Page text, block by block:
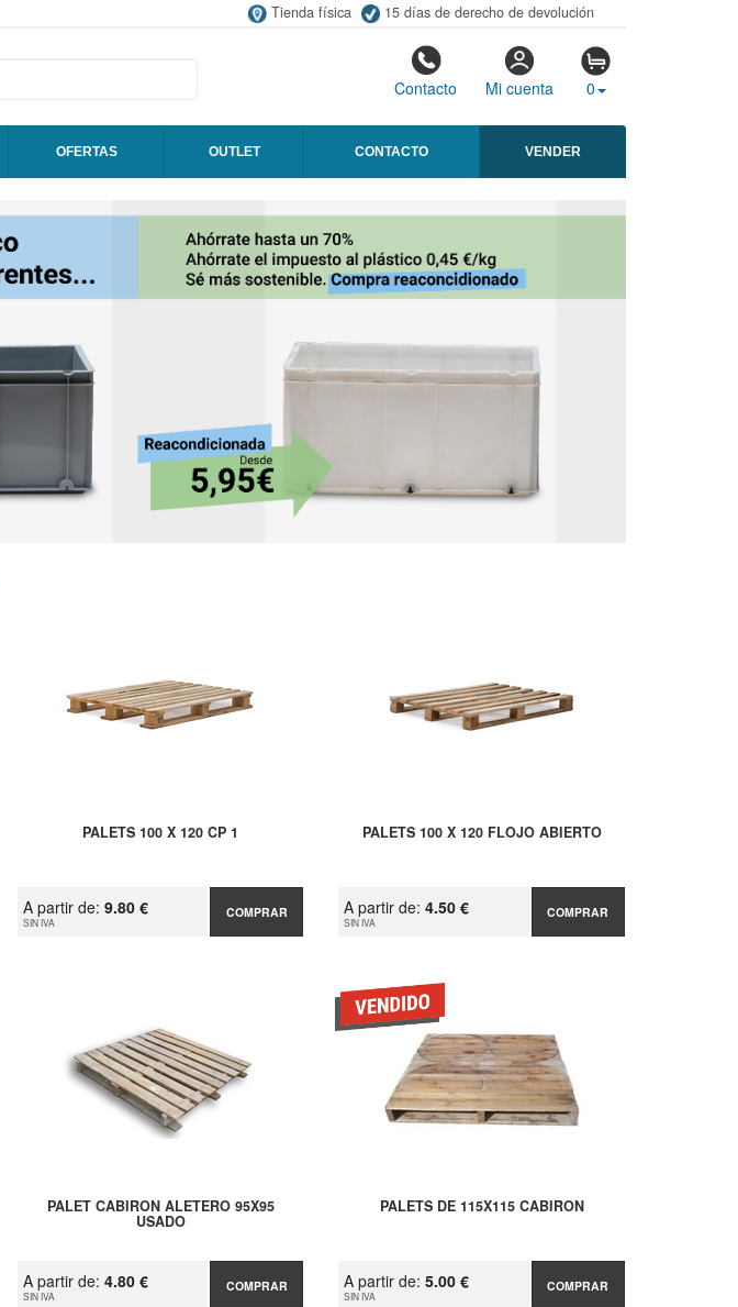
Tienda física 15 días de derecho de devolución
Contacto Mi cuenta 0
OFERTAS OUTLET CONTACTO VENDER
PALETS 100 X 120 CP 1
A partir de: 9.80 €
SIN IVA
COMPRAR
PALETS 100 X 120 FLOJO ABIERTO
A partir de:4.50 €
SIN IVA
COMPRAR
PALET CABIRON ALETERO 95X95
USADO
A partir de: 4.80 €
SIN IVA
COMPRAR
PALETS DE 115X115 CABIRON
A partir de:5.00 €
SIN IVA
COMPRAR